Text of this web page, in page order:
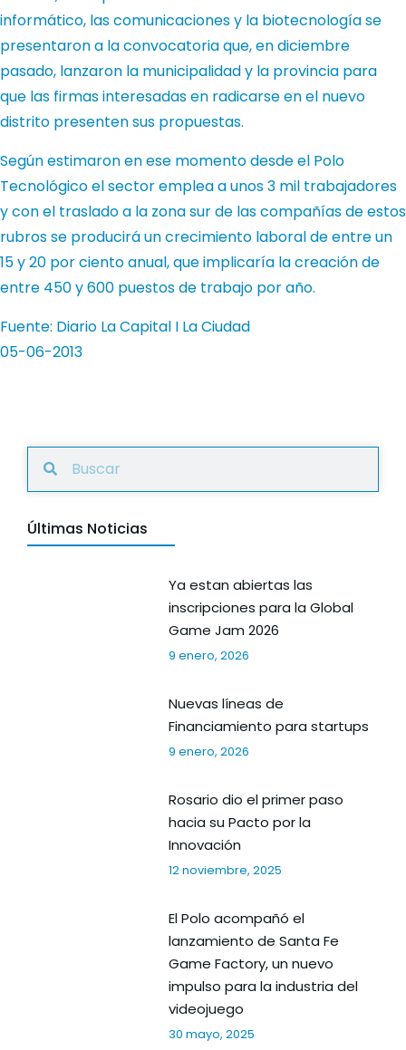
informático, las comunicaciones y la biotecnología se
presentaron a la convocatoria que, en diciembre
pasado, lanzaron la municipalidad y la provincia para
que las firmas interesadas en radicarse en el nuevo
distrito presenten sus propuestas.
Según estimaron en ese momento desde el Polo
Tecnológico el sector emplea a unos 3 mil trabajadores
y con el traslado a la zona sur de las compañías de estos
rubros se producirá un crecimiento laboral de entre un
15 y 20 por ciento anual, que implicaría la creación de
entre 450 y 600 puestos de trabajo por año.
Fuente: Diario La Capital I La Ciudad
05-06-2013
Últimas Noticias
Ya estan abiertas las
inscripciones para la Global
Game Jam 2026
9 enero, 2026
Nuevas líneas de
Financiamiento para startups
9 enero, 2026
Rosario dio el primer paso
hacia su Pacto por la
Innovación
12 noviembre, 2025
El Polo acompañó el
lanzamiento de Santa Fe
Game Factory, un nuevo
impulso para la industria del
videojuego
30 mayo, 2025